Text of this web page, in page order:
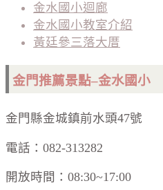
金水國小迴廊
金水國小教室介紹
黃廷參三落大厝
金門推薦景點–金水國小
金門縣金城鎮前水頭47號
電話：082-313282
開放時間：08:30~17:00